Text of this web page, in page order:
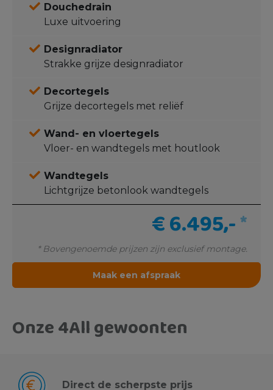
Douchedrain
Luxe uitvoering
Designradiator
Strakke grijze designradiator
Decortegels
Grijze decortegels met reliëf
Wand- en vloertegels
Vloer- en wandtegels met houtlook
Wandtegels
Lichtgrijze betonlook wandtegels
€ 6.495,-*
* Bovengenoemde prijzen zijn exclusief montage.
Maak een afspraak
Onze 4All gewoonten
Direct de scherpste prijs